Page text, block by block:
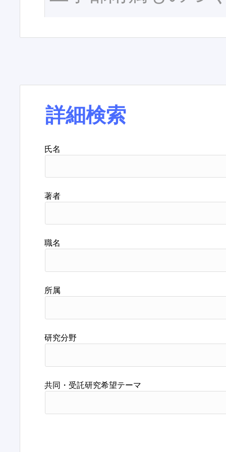
詳細検索
氏名
著者
職名
所属
研究分野
共同・受託研究希望テーマ